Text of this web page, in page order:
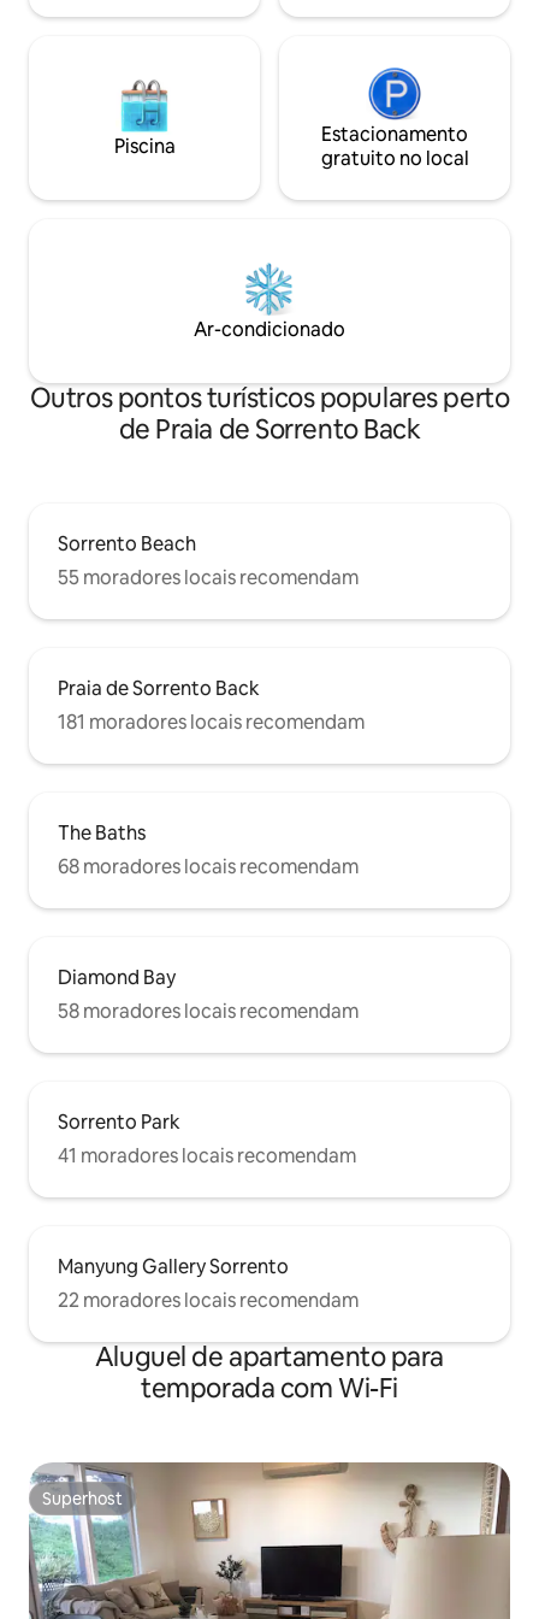
Piscina
Estacionamento
gratuito no local
Ar-condicionado
Outros pontos turísticos populares perto
de Praia de Sorrento Back
Sorrento Beach
55 moradores locais recomendam
Praia de Sorrento Back
181 moradores locais recomendam
The Baths
68 moradores locais recomendam
Diamond Bay
58 moradores locais recomendam
Sorrento Park
41 moradores locais recomendam
Manyung Gallery Sorrento
22 moradores locais recomendam
Aluguel de apartamento para
temporada com Wi-Fi
Superhost
Superhost